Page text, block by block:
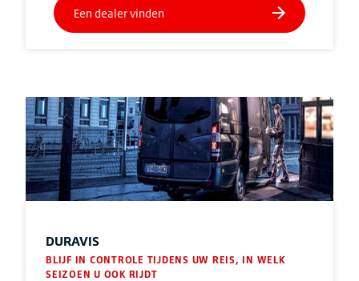
DURAVIS
BLIJF IN CONTROLE TIJDENS UW REIS, IN WELK
SEIZOEN U OOK RIJDT